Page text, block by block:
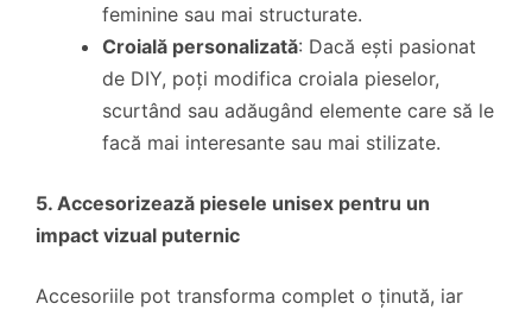
feminine sau mai structurate.
Croială personalizată: Dacă ești pasionat
de DIY, poți modifica croiala pieselor,
scurtând sau adăugând elemente care să le
facă mai interesante sau mai stilizate.
5. Accesorizează piesele unisex pentru un
impact vizual puternic
Accesoriile pot transforma complet o ținută, iar